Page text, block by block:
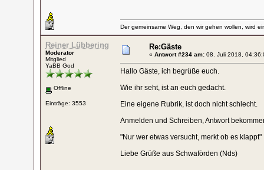
Der gemeinsame Weg, den wir gehen wollen, wird
Reiner Lübbering
Moderator
Mitglied
YaBB God
Offline
Einträge: 3553
Re:Gäste
« Antwort #234 am:08. Juli 2018,
Hallo Gäste, ich begrüße euch.
Wie ihr seht, ist an euch gedacht.
Eine eigene Rubrik, ist doch nicht schlecht.
Anmelden und Schreiben, Antwort
"Nur wer etwas versucht, merkt ob es klappt"
Liebe Grüße aus Schwaförden (Nds)